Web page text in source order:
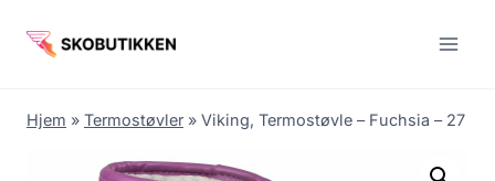
Hjem » Termostøvler » Viking, Termostøvle – Fuchsia – 27